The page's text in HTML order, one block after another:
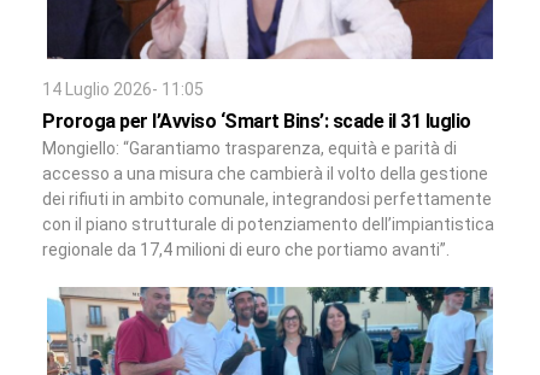
14 Luglio 2026- 11:05
Proroga per l’Avviso ‘Smart Bins’: scade il 31 luglio
Mongiello: “Garantiamo trasparenza, equità e parità di
accesso a una misura che cambierà il volto della gestione
dei rifiuti in ambito comunale, integrandosi perfettamente
con il piano strutturale di potenziamento dell’impiantistica
regionale da 17,4 milioni di euro che portiamo avanti”.